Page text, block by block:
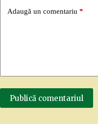
Adaugă un comentariu *
Publică comentariul